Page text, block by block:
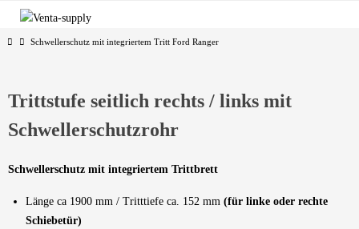
Zum
springen
StartSchwellerschutz mit integriertem Tritt Ford Ranger
Trittstufe seitlich rechts / links mit
Schwellerschutzrohr
Schwellerschutz mit integriertem Trittbrett
Länge ca 1900 mm / Tritttiefe ca. 152 mm (für linke oder rechte
Schiebetür)